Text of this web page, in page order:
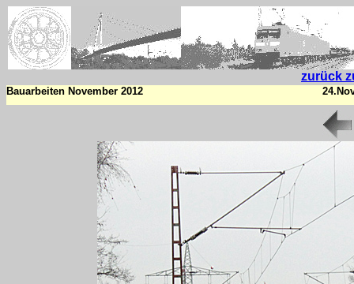
zurück
Bauarbeiten November 2012